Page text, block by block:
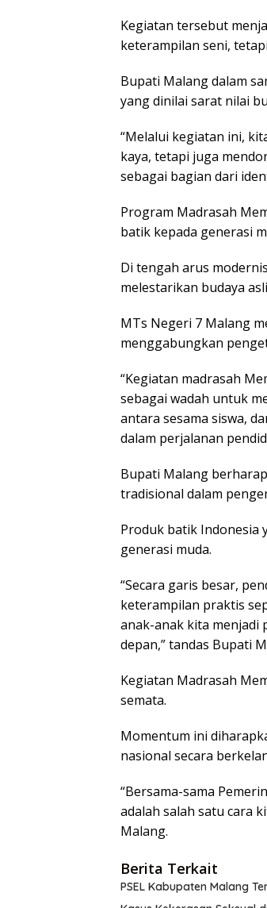
Kegiatan tersebut
keterampilan seni,
Bupati Malang dalam
yang dinilai sarat nilai
“Melalui kegiatan ini,
kaya, tetapi juga
sebagai bagian dari
Program Madrasah
batik kepada generasi
Di tengah arus
melestarikan budaya
MTs Negeri 7 Malang
menggabungkan
“Kegiatan madrasah
sebagai wadah untuk
antara sesama siswa,
dalam perjalanan
Bupati Malang
tradisional dalam
Produk batik Indonesia
generasi muda.
“Secara garis besar,
keterampilan praktis
anak-anak kita menjadi
depan,” tandas Bupati
Kegiatan Madrasah
semata.
Momentum ini
nasional secara
“Bersama-sama
adalah salah satu cara
Malang.
Berita Terkait
PSEL Kabupaten Malang